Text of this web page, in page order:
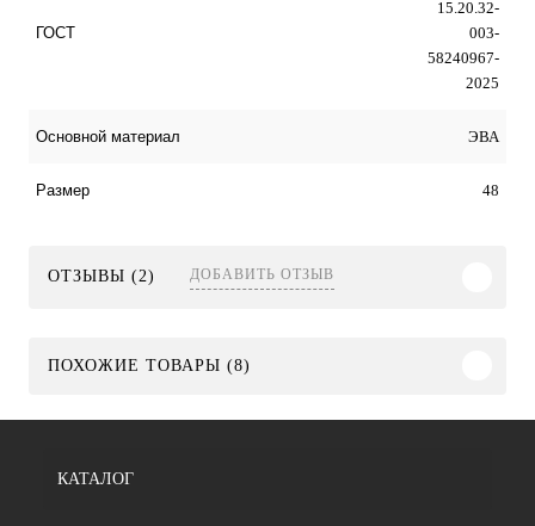
ГОСТ
15.20.32-
003-
58240967-
2025
Оcновной материал ЭВА
Размер 48
ОТЗЫВЫ (2) ДОБАВИТЬ ОТЗЫВ
ПОХОЖИЕ ТОВАРЫ (8)
КАТАЛОГ